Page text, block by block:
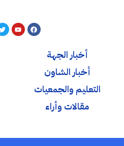
أخبار الجهة
أخبار الشاون
التعليم والجمعيات
مقالات وأراء